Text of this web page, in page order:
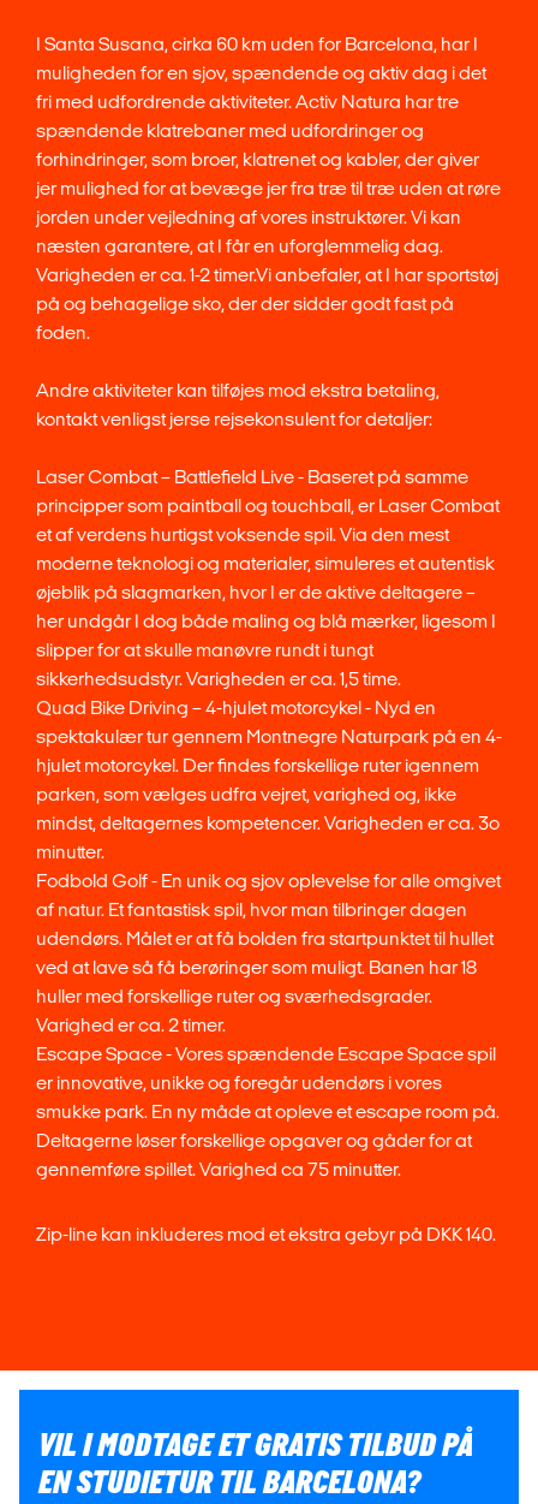
I Santa Susana, cirka 60 km uden for Barcelona, har I
muligheden for en sjov, spændende og aktiv dag i det
fri med udfordrende aktiviteter. Activ Natura har tre
spændende klatrebaner med udfordringer og
forhindringer, som broer, klatrenet og kabler, der giver
jer mulighed for at bevæge jer fra træ til træ uden at røre
jorden under vejledning af vores instruktører. Vi kan
næsten garantere, at I får en uforglemmelig dag.
Varigheden er ca. 1-2 timer.Vi anbefaler, at I har sportstøj
på og behagelige sko, der der sidder godt fast på
foden.
Andre aktiviteter kan tilføjes mod ekstra betaling,
kontakt venligst jerse rejsekonsulent for detaljer:
Laser Combat – Battlefield Live - Baseret på samme
principper som paintball og touchball, er Laser Combat
et af verdens hurtigst voksende spil. Via den mest
moderne teknologi og materialer, simuleres et autentisk
øjeblik på slagmarken, hvor I er de aktive deltagere –
her undgår I dog både maling og blå mærker, ligesom I
slipper for at skulle manøvre rundt i tungt
sikkerhedsudstyr. Varigheden er ca. 1,5 time.
Quad Bike Driving – 4-hjulet motorcykel - Nyd en
spektakulær tur gennem Montnegre Naturpark på en 4-
hjulet motorcykel. Der findes forskellige ruter igennem
parken, som vælges udfra vejret, varighed og, ikke
mindst, deltagernes kompetencer. Varigheden er ca. 3o
minutter.
Fodbold Golf - En unik og sjov oplevelse for alle omgivet
af natur. Et fantastisk spil, hvor man tilbringer dagen
udendørs. Målet er at få bolden fra startpunktet til hullet
ved at lave så få berøringer som muligt. Banen har 18
huller med forskellige ruter og sværhedsgrader.
Varighed er ca. 2 timer.
Escape Space - Vores spændende Escape Space spil
er innovative, unikke og foregår udendørs i vores
smukke park. En ny måde at opleve et escape room på.
Deltagerne løser forskellige opgaver og gåder for at
gennemføre spillet. Varighed ca 75 minutter.
Zip-line kan inkluderes mod et ekstra gebyr på DKK 140.
VIL I MODTAGE ET GRATIS TILBUD PÅ
EN STUDIETUR TIL BARCELONA?